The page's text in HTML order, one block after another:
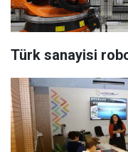
Türk sanayisi